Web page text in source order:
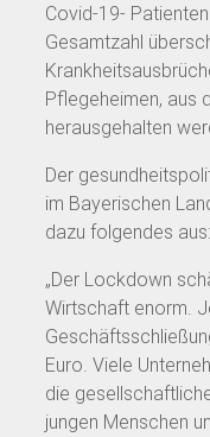
Covid-19-
Gesamtzahl
Pflegeheimen, aus
herausgehalten
Der
im Bayerischen
dazu folgendes aus:
„Der Lockdown
Wirtschaft enorm.
Euro. Viele
die
jungen Menschen